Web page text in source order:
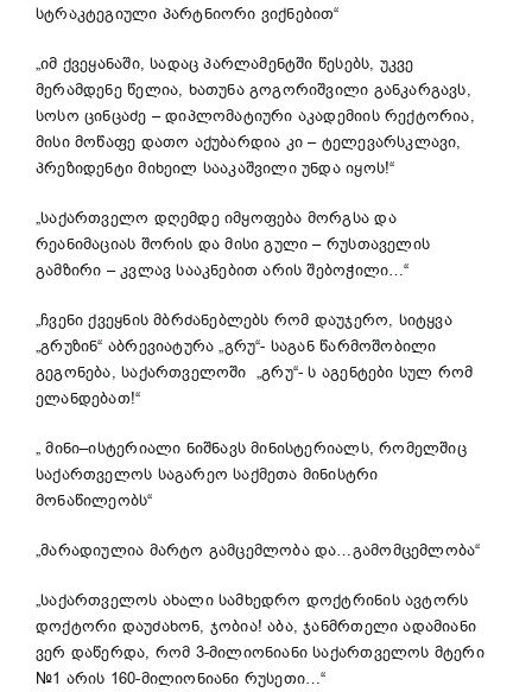
სტრაკტეგიული პარტნიორი ვიქნებით“
„იმ ქვეყანაში, სადაც პარლამენტში წესებს, უკვე
მერამდენე წელია, ხათუნა გოგორიშვილი განკარგავს,
სოსო ცინცაძე – დიპლომატიური აკადემიის რექტორია,
მისი მოწაფე დათო აქუბარდია კი – ტელევარსკლავი,
პრეზიდენტი მიხეილ სააკაშვილი უნდა იყოს!“
„საქართველო დღემდე იმყოფება მორგსა და
რეანიმაციას შორის და მისი გული – რუსთაველის
გამზირი – კვლავ სააკნებით არის შებოჭილი…“
„ჩვენი ქვეყნის მბრძანებლებს რომ დაუჯერო, სიტყვა
„გრუზინ“ აბრევიატურა „გრუ“- საგან წარმოშობილი
გეგონება, საქართველოში „გრუ“- ს აგენტები სულ რომ
ელანდებათ!“
„ მინი–ისტერიალი ნიშნავს მინისტერიალს, რომელშიც
საქართველოს საგარეო საქმეთა მინისტრი
მონაწილეობს“
„მარადიულია მარტო გამცემლობა და…გამომცემლობა“
„საქართველოს ახალი სამხედრო დოქტრინის ავტორს
დოქტორი დაუძახონ, ჯობია! აბა, ჯანმრთელი ადამიანი
ვერ დაწერდა, რომ 3-მილიონიანი საქართველოს მტერი
№1 არის 160-მილიონიანი რუსეთი…“